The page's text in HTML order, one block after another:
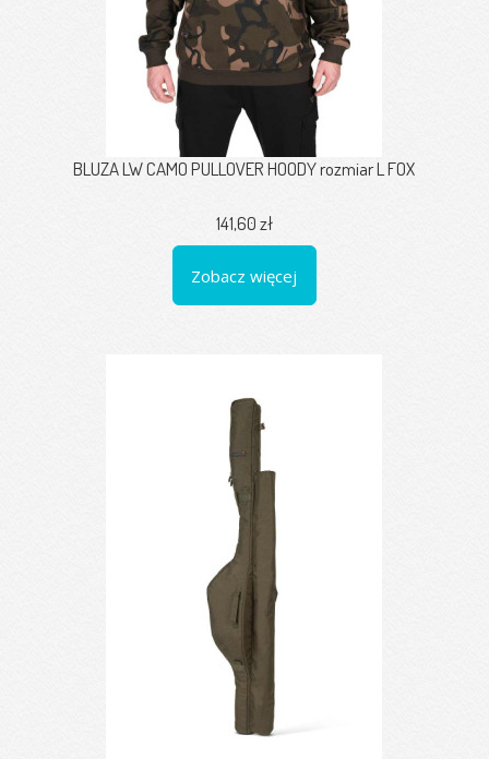
BLUZA LW CAMO PULLOVER HOODY rozmiar L FOX
141,60 zł
Zobacz więcej